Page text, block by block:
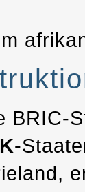
BRIC-
-